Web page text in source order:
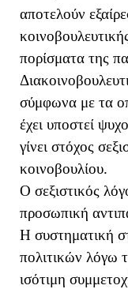
αποτελούν
πορίσματα της
σύμφωνα με τα
έχει υποστεί
γίνει στόχος
κοινοβουλίου.
Ο σεξιστικός
προσωπική
Η συστηματική
πολιτικών λόγω
ισότιμη